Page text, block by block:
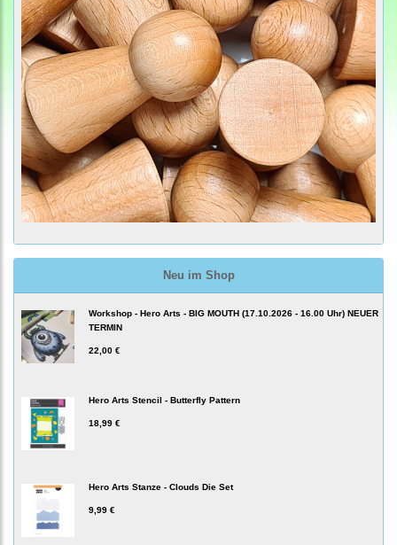
Neu im Shop
Workshop - Hero Arts - BIG MOUTH (17.10.2026 - 16.00 Uhr) NEUER
TERMIN
22,00 €
Hero Arts Stencil - Butterfly Pattern
18,99 €
Hero Arts Stanze - Clouds Die Set
9,99 €